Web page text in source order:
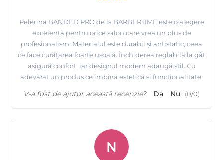
Pelerina BANDED PRO de la BARBERTIME este o alegere
excelentă pentru orice salon care vrea un plus de
profesionalism. Materialul este durabil și antistatic, ceea
ce face curățarea foarte ușoară. Închiderea reglabilă la gât
asigură confort, iar designul modern adaugă stil. Cu
adevărat un produs ce îmbină estetică și funcționalitate.
V-a fost de ajutor această recenzie? Da Nu (0/0)
N